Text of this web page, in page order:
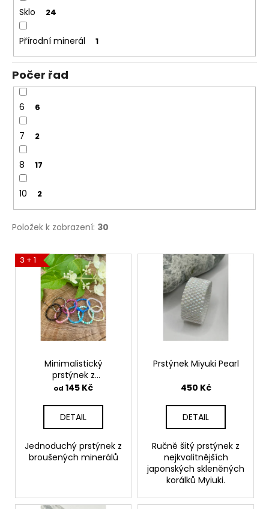
Sklo 24
Přírodní minerál 1
Počer řad
6 6
7 2
8 17
10 2
Položek k zobrazení: 30
V
ý
3 + 1
Minimalistický
prstýnek z
fasetovaných
od 145 Kč
DETAIL
Jednoduchý prstýnek z
broušených minerálů
Prstýnek Miyuki Pearl
450 Kč
DETAIL
Ručně šitý prstýnek z
nejkvalitnějších
japonských skleněných
korálků Myiuki.